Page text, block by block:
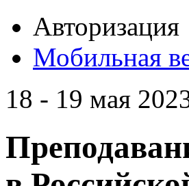
Авторизация
Мобильная
18 - 19 мая